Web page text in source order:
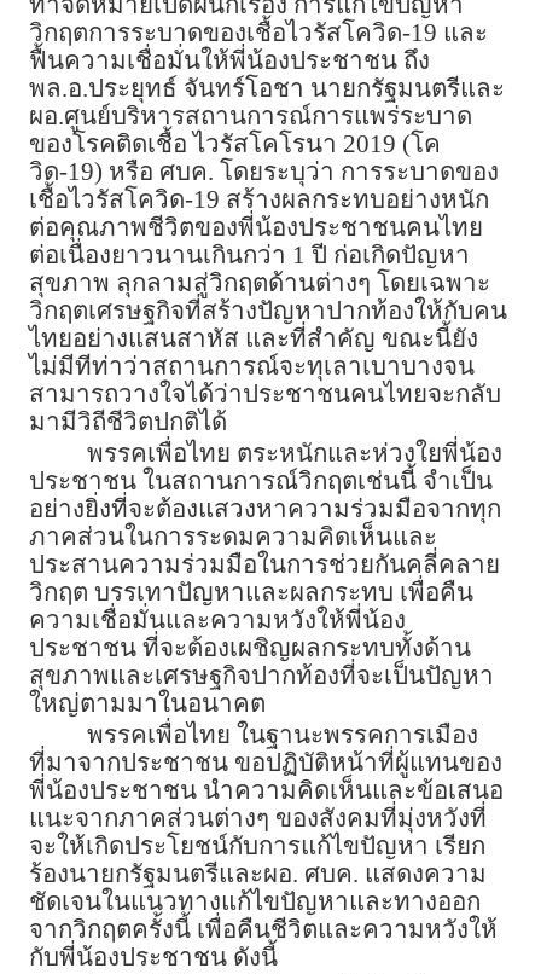
วิกฤตการระบาดของเชื้อไวรัสโควิด-19 และ
ฟื้นความเชื่อมั่นให้พี่น้องประชาชน ถึง
พล.อ.ประยุทธ์ จันทร์โอชา นายกรัฐมนตรีและ
ผอ.ศูนย์บริหารสถานการณ์การแพร่ระบาด
ของโรคติดเชื้อ ไวรัสโคโรนา 2019 (โค
วิด-19) หรือ ศบค. โดยระบุว่า การระบาดของ
เชื้อไวรัสโควิด-19 สร้างผลกระทบอย่างหนัก
ต่อคุณภาพชีวิตของพี่น้องประชาชนคนไทย
ต่อเนื่องยาวนานเกินกว่า 1 ปี ก่อเกิดปัญหา
สุขภาพ ลุกลามสู่วิกฤตด้านต่างๆ โดยเฉพาะ
วิกฤตเศรษฐกิจที่สร้างปัญหาปากท้องให้กับคน
ไทยอย่างแสนสาหัส และที่สำคัญ ขณะนี้ยัง
ไม่มีทีท่าว่าสถานการณ์จะทุเลาเบาบางจน
สามารถวางใจได้ว่าประชาชนคนไทยจะกลับ
มามีวิถีชีวิตปกติได้
พรรคเพื่อไทย ตระหนักและห่วงใยพี่น้อง
ประชาชน ในสถานการณ์วิกฤตเช่นนี้ จำเป็น
อย่างยิ่งที่จะต้องแสวงหาความร่วมมือจากทุก
ภาคส่วนในการระดมความคิดเห็นและ
ประสานความร่วมมือในการช่วยกันคลี่คลาย
วิกฤต บรรเทาปัญหาและผลกระทบ เพื่อคืน
ความเชื่อมั่นและความหวังให้พี่น้อง
ประชาชน ที่จะต้องเผชิญผลกระทบทั้งด้าน
สุขภาพและเศรษฐกิจปากท้องที่จะเป็นปัญหา
ใหญ่ตามมาในอนาคต
พรรคเพื่อไทย ในฐานะพรรคการเมือง
ที่มาจากประชาชน ขอปฏิบัติหน้าที่ผู้แทนของ
พี่น้องประชาชน นำความคิดเห็นและข้อเสนอ
แนะจากภาคส่วนต่างๆ ของสังคมที่มุ่งหวังที่
จะให้เกิดประโยชน์กับการแก้ไขปัญหา เรียก
ร้องนายกรัฐมนตรีและผอ. ศบค. แสดงความ
ชัดเจนในแนวทางแก้ไขปัญหาและทางออก
จากวิกฤตครั้งนี้ เพื่อคืนชีวิตและความหวังให้
กับพี่น้องประชาชน ดังนี้